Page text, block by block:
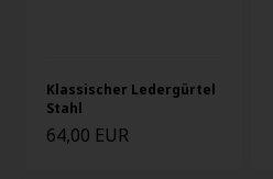
Klassischer Ledergürtel
Stahl
64,00 EUR